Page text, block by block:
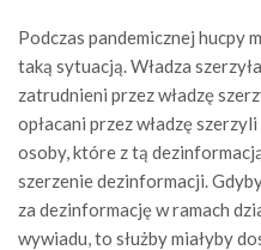
Podczas pandemicznej hucpy
taką sytuacją. Władza
zatrudnieni przez władzę
opłacani przez władzę
osoby, które z tą
szerzenie dezinformacji.
za dezinformację w ramach
wywiadu, to służby miałyby